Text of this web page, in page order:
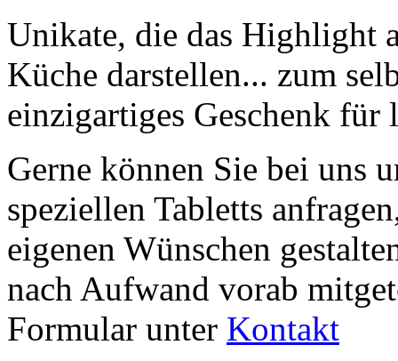
Unikate, die das Highlight
Küche darstellen... zum
einzigartiges Geschenk für
Gerne können Sie bei uns
speziellen Tabletts
eigenen Wünschen
nach Aufwand vorab
Formular unter Kontakt